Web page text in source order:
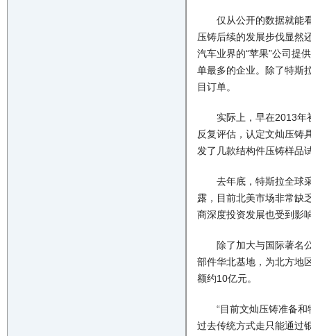
仅从公开的数据就能看
压铸后续的发展步伐显然
汽车业界的“苹果”公司提
单最多的企业。除了特斯
目订单。
实际上，早在2013年初
反复评估，认定文灿压铸
发了几款结构件压铸样品
去年底，特斯拉全球采
露，目前北美市场非常缺
商深度投资发展也受到影
除了加大与国际著名公
部件华北基地，为北方地
额约10亿元。
“目前文灿压铸准备和
过去传统方式走只能通过